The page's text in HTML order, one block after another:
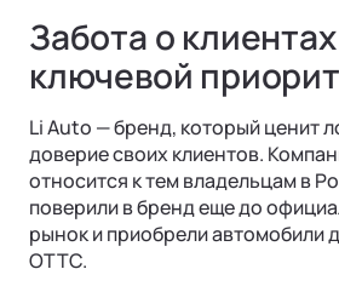
Забота о
ключевой
Li Auto — бренд, который ценит
доверие своих клиентов.
относится к тем владельцам в
поверили в бренд еще до
рынок и приобрели автомобили
ОТТС.